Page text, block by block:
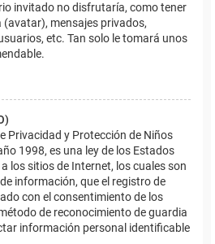
invitado no disfrutaría, como tener
mensajes privados,
etc. Tan solo le tomará unos
Privacidad y Protección de Niños
1998, es una ley de los Estados
los sitios de Internet, los cuales son
información, que el registro de
con el consentimiento de los
de reconocimiento de guardia
información personal identificable